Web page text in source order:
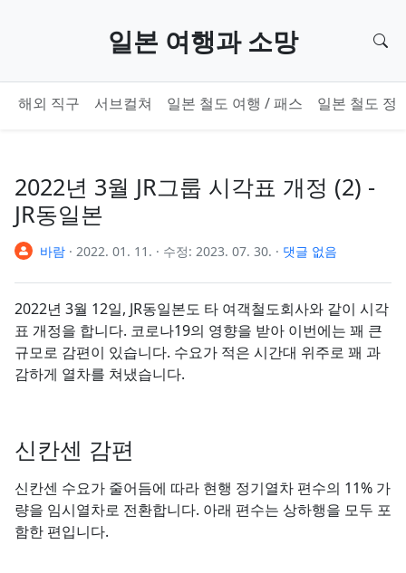
일본 여행과 소망
해외 직구 서브컬쳐 일본 철도 여행 / 패스 일본 철도 정
2022년 3월 JR그룹 시각표 개정 (2) -
JR동일본
바람 · 2022. 01. 11. · 수정: 2023. 07. 30. · 댓글 없음
2022년 3월 12일, JR동일본도 타 여객철도회사와 같이 시각
표 개정을 합니다. 코로나19의 영향을 받아 이번에는 꽤 큰
규모로 감편이 있습니다. 수요가 적은 시간대 위주로 꽤 과
감하게 열차를 쳐냈습니다.
신칸센 감편
신칸센 수요가 줄어듬에 따라 현행 정기열차 편수의 11% 가
량을 임시열차로 전환합니다. 아래 편수는 상하행을 모두 포
함한 편입니다.